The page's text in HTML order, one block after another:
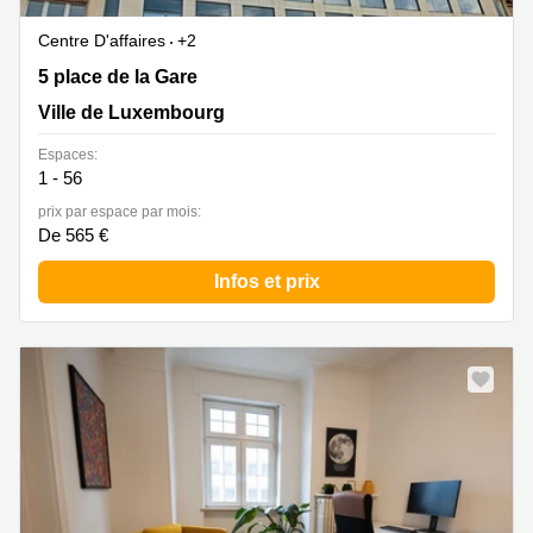
Centre D'affaires
+2
5 place de la Gare, Ville de Luxembourg
5 place de la Gare
Ville de Luxembourg
Espaces:
1 - 56
prix par espace par mois:
De 565 €
Infos et prix